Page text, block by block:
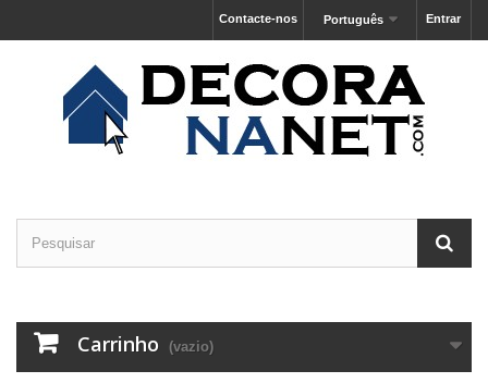
Entrar
Português
Contacte-nos
Carrinho (vazio)